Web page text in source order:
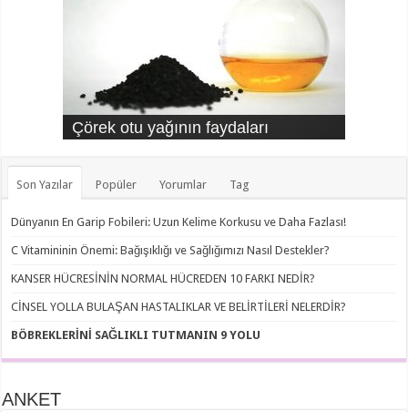
Çörek otu yağının faydaları
Kreatin kinaz neden yükselir?
Zerdeçalın faydaları
AIDS nedir?
Beta mikrobu nedir?
Topuk kanı testi nedir?
Son Yazılar Popüler Yorumlar Tag
Dünyanın En Garip Fobileri: Uzun Kelime Korkusu ve Daha Fazlası!
C Vitamininin Önemi: Bağışıklığı ve Sağlığımızı Nasıl Destekler?
KANSER HÜCRESİNİN NORMAL HÜCREDEN 10 FARKI NEDİR?
CİNSEL YOLLA BULAŞAN HASTALIKLAR VE BELİRTİLERİ NELERDİR?
BÖBREKLERİNİ SAĞLIKLI TUTMANIN 9 YOLU
ANKET